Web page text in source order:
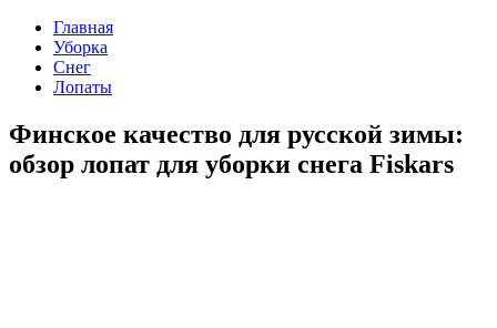
Главная
Уборка
Снег
Лопаты
Финское качество для русской зимы:
обзор лопат для уборки снега Fiskars